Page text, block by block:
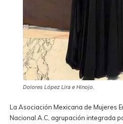
Dolores López Lira e Hinojo.
La Asociación Mexicana de Mujeres
Nacional A.C, agrupación integrada